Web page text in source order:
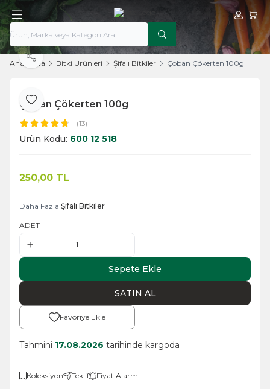
Hesabım
Ana Sayfa Bitki Ürünleri Şifalı Bitkiler Çoban Çökerten 100g
Favoriye Ekle
Paylaş
Çoban Çökerten 100g
(13)
Ürün Kodu: 600 12 518
250,00 TL
Daha Fazla Şifalı Bitkiler
ADET
Sepete Ekle
SATIN AL
Favoriye Ekle
Tahmini 17.08.2026 tarihinde kargoda
Koleksiyon Teklif Fiyat Alarmı